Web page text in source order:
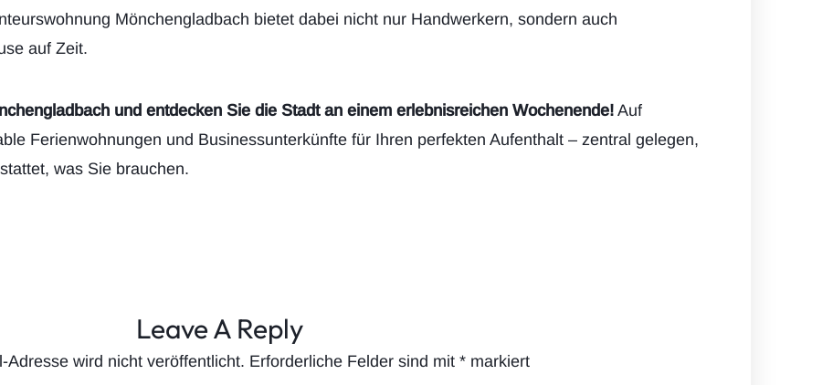
Mönchengladbach bietet dabei nicht nur Handwerkern, sondern auch
auf Zeit.
und entdecken Sie die Stadt an einem erlebnisreichen Wochenende! Auf
Ferienwohnungen und Businessunterkünfte für Ihren perfekten Aufenthalt – zentral gelegen,
was Sie brauchen.
Leave A Reply
Adresse wird nicht veröffentlicht. Erforderliche Felder sind mit * markiert